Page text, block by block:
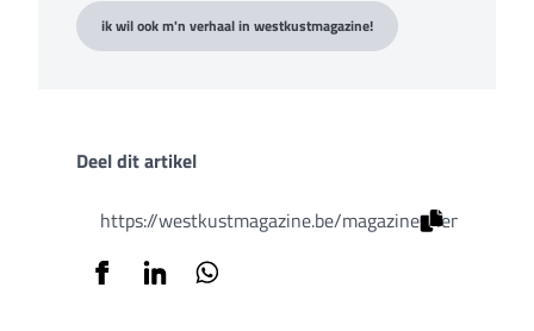
ik wil ook m'n verhaal in westkustmagazine!
Deel dit artikel
https://westkustmagazine.be/magazines/lente-